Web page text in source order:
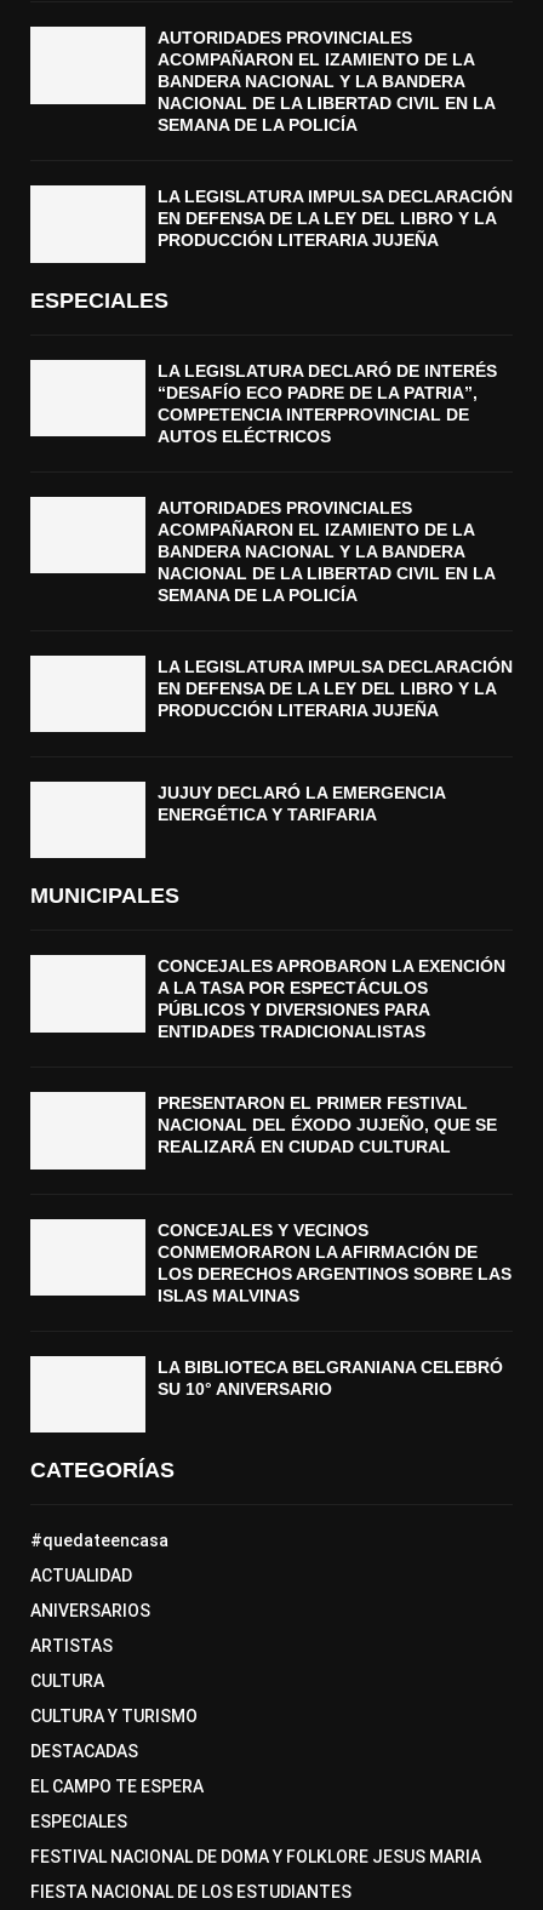
AUTORIDADES PROVINCIALES
ACOMPAÑARON EL IZAMIENTO DE LA
BANDERA NACIONAL Y LA BANDERA
NACIONAL DE LA LIBERTAD CIVIL EN LA
SEMANA DE LA POLICÍA
LA LEGISLATURA IMPULSA DECLARACIÓN
EN DEFENSA DE LA LEY DEL LIBRO Y LA
PRODUCCIÓN LITERARIA JUJEÑA
ESPECIALES
LA LEGISLATURA DECLARÓ DE INTERÉS
“DESAFÍO ECO PADRE DE LA PATRIA”,
COMPETENCIA INTERPROVINCIAL DE
AUTOS ELÉCTRICOS
AUTORIDADES PROVINCIALES
ACOMPAÑARON EL IZAMIENTO DE LA
BANDERA NACIONAL Y LA BANDERA
NACIONAL DE LA LIBERTAD CIVIL EN LA
SEMANA DE LA POLICÍA
LA LEGISLATURA IMPULSA DECLARACIÓN
EN DEFENSA DE LA LEY DEL LIBRO Y LA
PRODUCCIÓN LITERARIA JUJEÑA
JUJUY DECLARÓ LA EMERGENCIA
ENERGÉTICA Y TARIFARIA
MUNICIPALES
CONCEJALES APROBARON LA EXENCIÓN
A LA TASA POR ESPECTÁCULOS
PÚBLICOS Y DIVERSIONES PARA
ENTIDADES TRADICIONALISTAS
PRESENTARON EL PRIMER FESTIVAL
NACIONAL DEL ÉXODO JUJEÑO, QUE SE
REALIZARÁ EN CIUDAD CULTURAL
CONCEJALES Y VECINOS
CONMEMORARON LA AFIRMACIÓN DE
LOS DERECHOS ARGENTINOS SOBRE LAS
ISLAS MALVINAS
LA BIBLIOTECA BELGRANIANA CELEBRÓ
SU 10° ANIVERSARIO
CATEGORÍAS
#quedateencasa
ACTUALIDAD
ANIVERSARIOS
ARTISTAS
CULTURA
CULTURA Y TURISMO
DESTACADAS
EL CAMPO TE ESPERA
ESPECIALES
FESTIVAL NACIONAL DE DOMA Y FOLKLORE JESUS MARIA
FIESTA NACIONAL DE LOS ESTUDIANTES